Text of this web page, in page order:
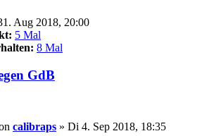
Aug 2018, 20:00
5 Mal
8 Mal
GdB
calibraps » Di 4. Sep 2018, 18:35